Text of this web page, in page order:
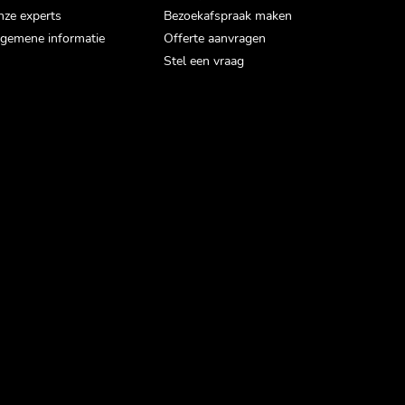
experts
informatie
Bezoekafspraak maken
Offerte aanvragen
Stel een vraag